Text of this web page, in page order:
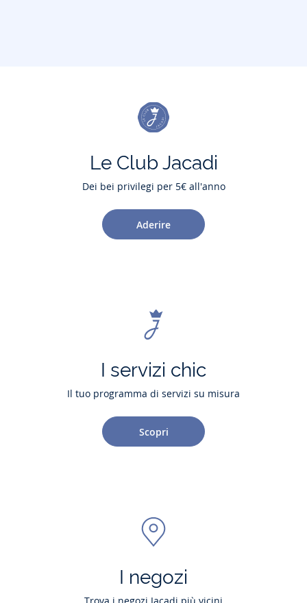
Le Club Jacadi
Dei bei privilegi per 5€ all'anno
Aderire
I servizi chic
Il tuo programma di servizi su misura
Scopri
I negozi